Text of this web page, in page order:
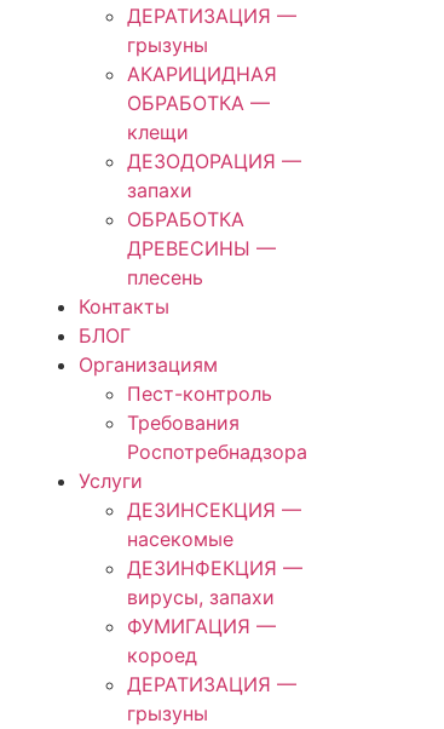
ДЕРАТИЗАЦИЯ —
грызуны
АКАРИЦИДНАЯ
ОБРАБОТКА —
клещи
ДЕЗОДОРАЦИЯ —
запахи
ОБРАБОТКА
ДРЕВЕСИНЫ —
плесень
Контакты
БЛОГ
Организациям
Пест-контроль
Требования
Роспотребнадзора
Услуги
ДЕЗИНСЕКЦИЯ —
насекомые
ДЕЗИНФЕКЦИЯ —
вирусы, запахи
ФУМИГАЦИЯ —
короед
ДЕРАТИЗАЦИЯ —
грызуны